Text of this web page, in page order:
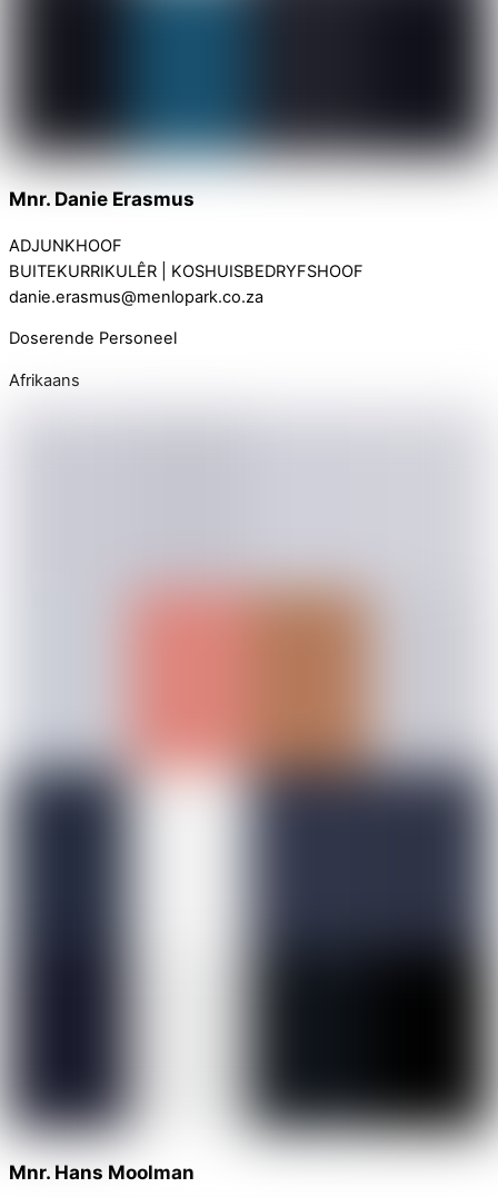
Mnr. Danie Erasmus
ADJUNKHOOF
BUITEKURRIKULÊR | KOSHUISBEDRYFSHOOF
danie.erasmus@menlopark.co.za
Doserende Personeel
Afrikaans
Mnr. Hans Moolman